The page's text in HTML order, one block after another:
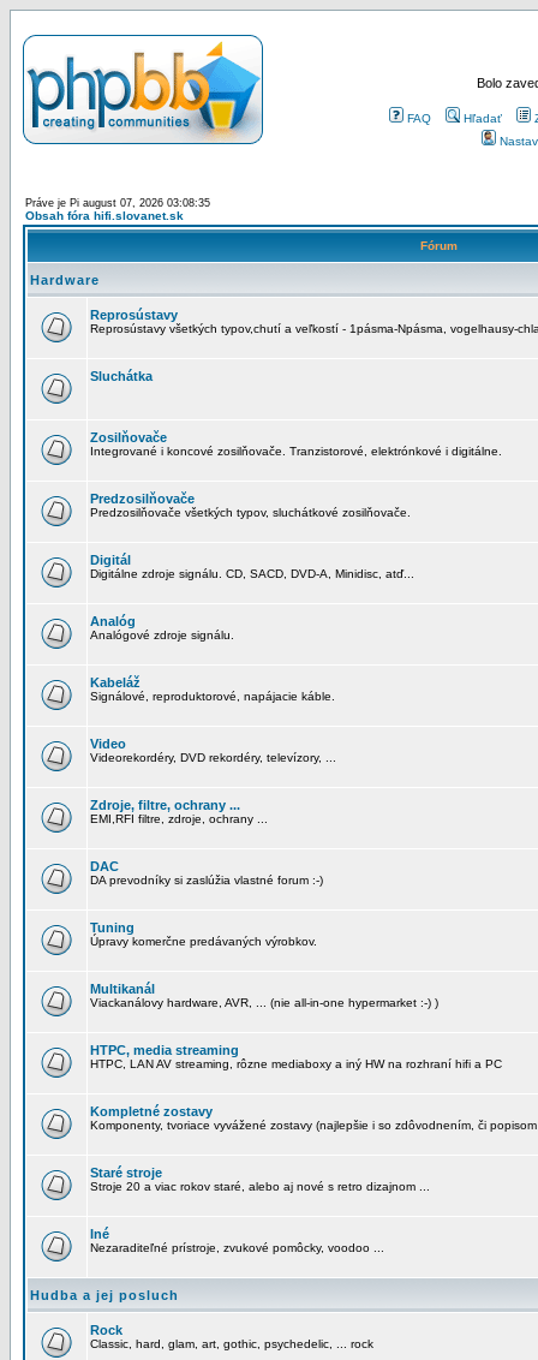
Bolo
FAQ Hľadať
Práve je Pi august 07, 2026 03:08:35
Obsah fóra hifi.slovanet.sk
Fórum
Hardware
Reprosústavy
Reprosústavy všetkých typov,chutí a veľkostí - 1pásma-Npásma, vogelhausy-
Sluchátka
Zosilňovače
Integrované i koncové zosilňovače. Tranzistorové, elektrónkové i digitálne.
Predzosilňovače
Predzosilňovače všetkých typov, sluchátkové zosilňovače.
Digitál
Digitálne zdroje signálu. CD, SACD, DVD-A, Minidisc, atď...
Analóg
Analógové zdroje signálu.
Kabeláž
Signálové, reproduktorové, napájacie káble.
Video
Videorekordéry, DVD rekordéry, televízory, ...
Zdroje, filtre, ochrany ...
EMI,RFI filtre, zdroje, ochrany ...
DAC
DA prevodníky si zaslúžia vlastné forum :-)
Tuning
Úpravy komerčne predávaných výrobkov.
Multikanál
Viackanálovy hardware, AVR, ... (nie all-in-one hypermarket :-) )
HTPC, media streaming
HTPC, LAN AV streaming, rôzne mediaboxy a iný HW na rozhraní hifi a PC
Kompletné zostavy
Komponenty, tvoriace vyvážené zostavy (najlepšie i so zdôvodnením, či
Staré stroje
Stroje 20 a viac rokov staré, alebo aj nové s retro dizajnom ...
Iné
Nezaraditeľné prístroje, zvukové pomôcky, voodoo ...
Hudba a jej posluch
Rock
Classic, hard, glam, art, gothic, psychedelic, ... rock